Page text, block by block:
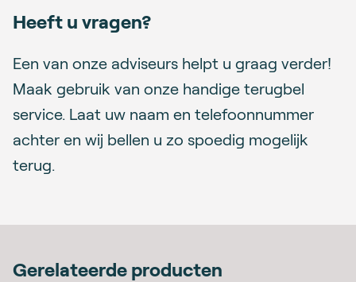
Heeft u vragen?
Een van onze adviseurs helpt u graag verder!
Maak gebruik van onze handige terugbel
service. Laat uw naam en telefoonnummer
achter en wij bellen u zo spoedig mogelijk
terug.
Gerelateerde producten